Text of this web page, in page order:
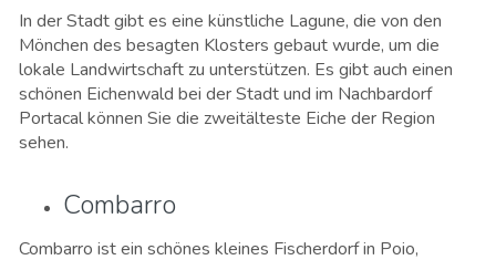
In der Stadt gibt es eine künstliche Lagune, die von den
Mönchen des besagten Klosters gebaut wurde, um die
lokale Landwirtschaft zu unterstützen. Es gibt auch einen
schönen Eichenwald bei der Stadt und im Nachbardorf
Portacal können Sie die zweitälteste Eiche der Region
sehen.
Combarro
Combarro ist ein schönes kleines Fischerdorf in Poio,